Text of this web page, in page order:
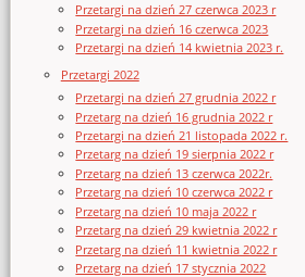
Przetargi na dzień 27 czerwca 2023 r
Przetargi na dzień 16 czerwca 2023
Przetargi na dzień 14 kwietnia 2023 r.
Przetargi 2022
Przetargi na dzień 27 grudnia 2022 r
Przetarg na dzień 16 grudnia 2022 r
Przetargi na dzień 21 listopada 2022 r.
Przetarg na dzień 19 sierpnia 2022 r
Przetarg na dzień 13 czerwca 2022r.
Przetarg na dzień 10 czerwca 2022 r
Przetarg na dzień 10 maja 2022 r
Przetarg na dzień 29 kwietnia 2022 r
Przetarg na dzień 11 kwietnia 2022 r
Przetarg na dzień 17 stycznia 2022